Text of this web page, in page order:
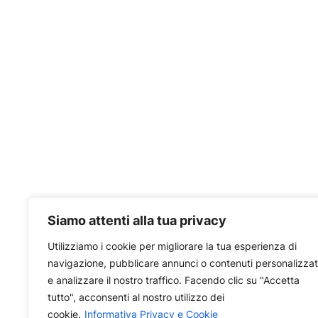
Siamo attenti alla tua privacy
Utilizziamo i cookie per migliorare la tua esperienza di
navigazione, pubblicare annunci o contenuti
e analizzare il nostro traffico. Facendo clic su "Accetta
tutto", acconsenti al nostro utilizzo dei
cookie. Informativa Privacy e Cookie